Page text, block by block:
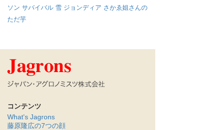
ソン サバイバル 雪 ジョンディア さかゑ姐さんの
ただ芋
コンテンツ
What's Jagrons
藤原隆広の7つの顔